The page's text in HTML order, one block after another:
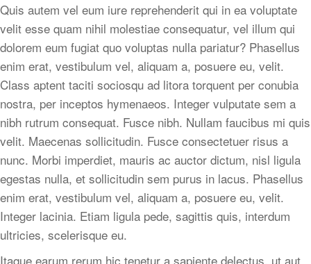
Quis autem vel eum iure reprehenderit qui in ea voluptate
velit esse quam nihil molestiae consequatur, vel illum qui
dolorem eum fugiat quo voluptas nulla pariatur? Phasellus
enim erat, vestibulum vel, aliquam a, posuere eu, velit.
Class aptent taciti sociosqu ad litora torquent per conubia
nostra, per inceptos hymenaeos. Integer vulputate sem a
nibh rutrum consequat. Fusce nibh. Nullam faucibus mi quis
velit. Maecenas sollicitudin. Fusce consectetuer risus a
nunc. Morbi imperdiet, mauris ac auctor dictum, nisl ligula
egestas nulla, et sollicitudin sem purus in lacus. Phasellus
enim erat, vestibulum vel, aliquam a, posuere eu, velit.
Integer lacinia. Etiam ligula pede, sagittis quis, interdum
ultricies, scelerisque eu.
Itaque earum rerum hic tenetur a sapiente delectus, ut aut